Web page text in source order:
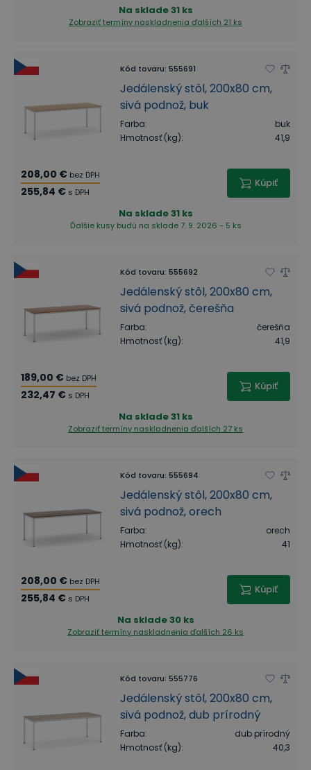
Na sklade31 ks
Zobraziť termíny naskladnenia ďalších 21 ks
Kód tovaru: 555691
Jedálenský stôl, 200x80 cm,
sivá podnož, buk
Farba:
buk
Hmotnosť (kg): 41,9
208,00 € bez DPH
255,84 € s DPH
Kúpiť
Na sklade31 ks
Ďalšie kusy budú na sklade 7. 9. 2026 - 5 ks
Kód tovaru: 555692
Jedálenský stôl, 200x80 cm,
sivá podnož, čerešňa
Farba:
čerešňa
Hmotnosť (kg): 41,9
189,00 € bez DPH
232,47 € s DPH
Kúpiť
Na sklade31 ks
Zobraziť termíny naskladnenia ďalších 27 ks
Kód tovaru: 555694
Jedálenský stôl, 200x80 cm,
sivá podnož, orech
Farba:
orech
Hmotnosť (kg): 41
208,00 € bez DPH
255,84 € s DPH
Kúpiť
Na sklade30 ks
Zobraziť termíny naskladnenia ďalších 26 ks
Kód tovaru: 555776
Jedálenský stôl, 200x80 cm,
sivá podnož, dub prírodný
Farba:
dub prírodný
Hmotnosť (kg): 40,3